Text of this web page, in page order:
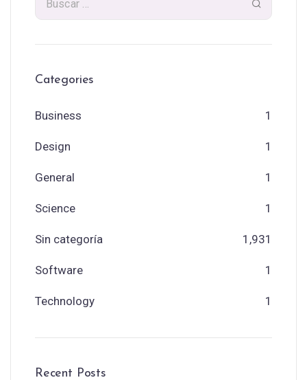
Categories
Business 1
Design 1
General 1
Science 1
Sin categoría 1,931
Software 1
Technology 1
Recent Posts